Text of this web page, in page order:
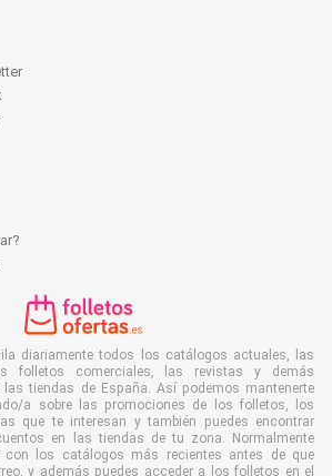
diariamente todos los catálogos actuales, las
folletos comerciales, las revistas y demás
tiendas de España. Así podemos mantenerte
a sobre las promociones de los folletos, los
que te interesan y también puedes encontrar
en las tiendas de tu zona. Normalmente
con los catálogos más recientes antes de que
y además puedes acceder a los folletos en el